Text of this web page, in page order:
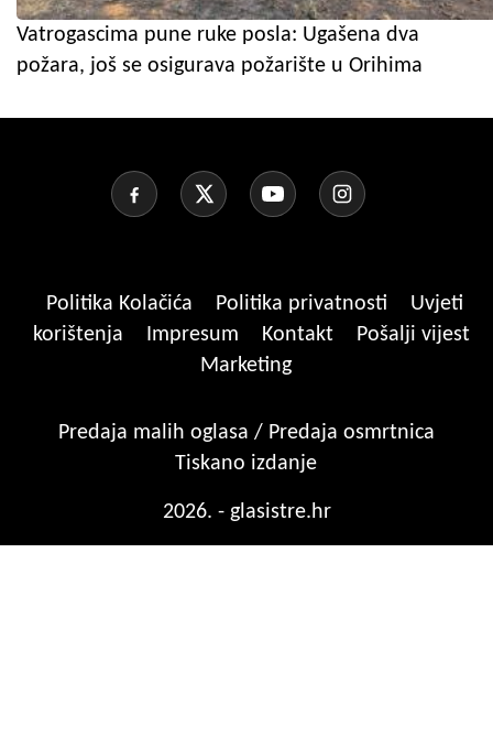
Vatrogascima pune ruke posla: Ugašena dva
požara, još se osigurava požarište u Orihima
Politika Kolačića Politika privatnosti
Uvjeti
korištenja
Impresum Kontakt
Pošalji vijest
Marketing
Predaja malih oglasa / Predaja osmrtnica
Tiskano izdanje
2026. - glasistre.hr